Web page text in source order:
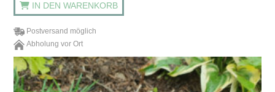
IN DEN WARENKORB
Postversand möglich
Abholung vor Ort